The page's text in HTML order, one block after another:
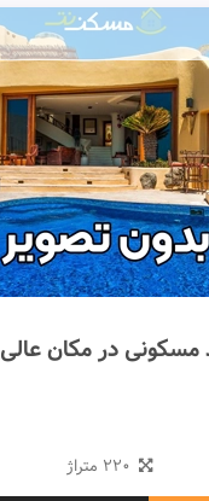
در مکان عالی
220 متراژ